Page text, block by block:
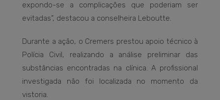
expondo-se a complicações que poderiam ser
evitadas”, destacou a conselheira Leboutte.
Durante a ação, o Cremers prestou apoio técnico à
Polícia Civil, realizando a análise preliminar das
substâncias encontradas na clínica. A profissional
investigada não foi localizada no momento da
vistoria.